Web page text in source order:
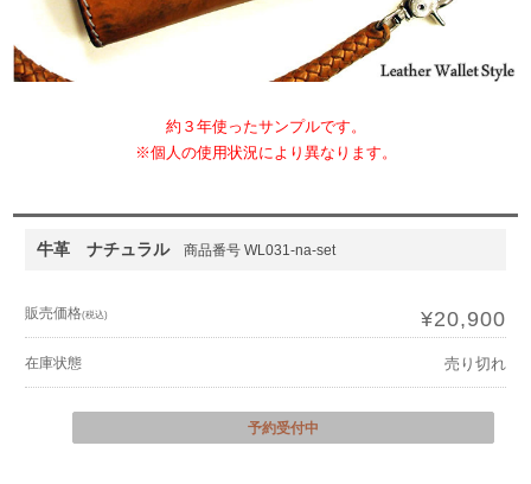
約３年使ったサンプルです。
※個人の使用状況により異なります。
牛革 ナチュラル 商品番号 WL031-na-set
販売価格(税込) ¥20,900
在庫状態 売り切れ
予約受付中